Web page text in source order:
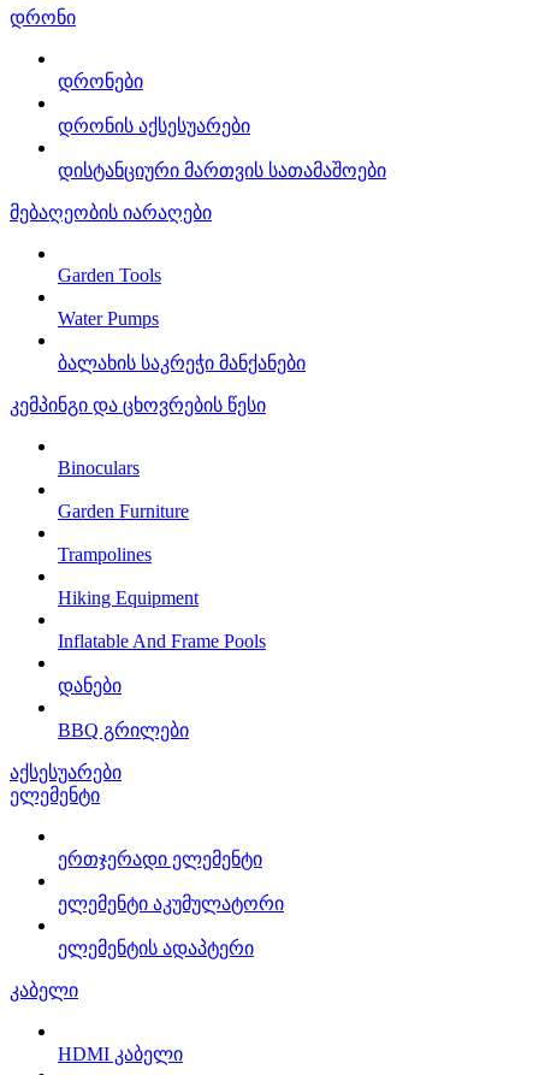
დრონი
დრონები
დრონის აქსესუარები
დისტანციური მართვის სათამაშოები
მებაღეობის იარაღები
Garden Tools
Water Pumps
ბალახის საკრეჭი მანქანები
კემპინგი და ცხოვრების წესი
Binoculars
Garden Furniture
Trampolines
Hiking Equipment
Inflatable And Frame Pools
დანები
BBQ გრილები
აქსესუარები
ელემენტი
ერთჯერადი ელემენტი
ელემენტი აკუმულატორი
ელემენტის ადაპტერი
კაბელი
HDMI კაბელი